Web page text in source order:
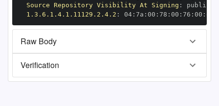
Source Repository Visibility At Signing :
1.3.6.1.4.1.11129.2.4.2 : 04: 7a : 00 : 78 : 00 : 76 : 00 : dd
Raw Body
Verification